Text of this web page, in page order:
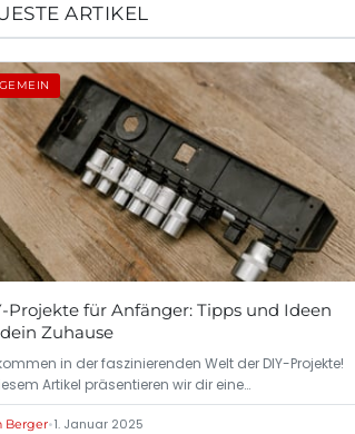
ARTIKEL
Projekte für Anfänger: Tipps und Ideen
Zuhause
in der faszinierenden Welt der DIY-Projekte!
Artikel präsentieren wir dir eine…
Berger•1. Januar 2025